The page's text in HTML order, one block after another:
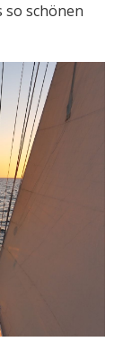
schönen